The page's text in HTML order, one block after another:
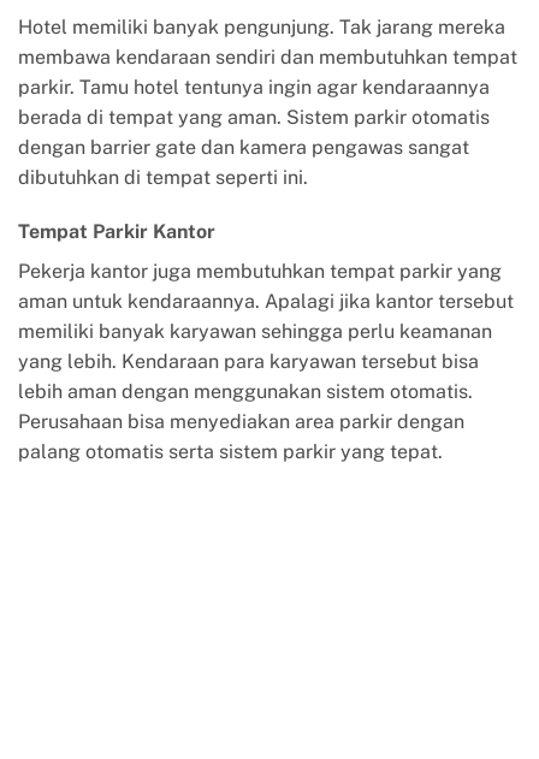
Hotel memiliki banyak pengunjung. Tak jarang mereka
membawa kendaraan sendiri dan membutuhkan tempat
parkir. Tamu hotel tentunya ingin agar kendaraannya
berada di tempat yang aman. Sistem parkir otomatis
dengan barrier gate dan kamera pengawas sangat
dibutuhkan di tempat seperti ini.
Tempat Parkir Kantor
Pekerja kantor juga membutuhkan tempat parkir yang
aman untuk kendaraannya. Apalagi jika kantor tersebut
memiliki banyak karyawan sehingga perlu keamanan
yang lebih. Kendaraan para karyawan tersebut bisa
lebih aman dengan menggunakan sistem otomatis.
Perusahaan bisa menyediakan area parkir dengan
palang otomatis serta sistem parkir yang tepat.